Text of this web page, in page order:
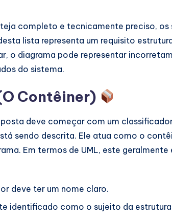
completo e tecnicamente preciso,
lista representa um requisito
o diagrama pode representar
do sistema.
Contêiner)
deve começar com um
sendo descrita. Ele atua como o
Em termos de UML, este geralmente
deve ter um nome claro.
identificado como o sujeito da